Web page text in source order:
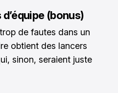
(bonus)
de fautes dans un
obtient des lancers
sinon, seraient juste